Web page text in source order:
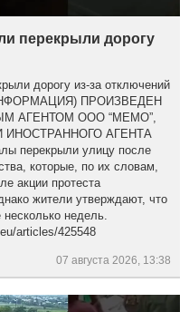
перекрыли дорогу
дорогу из-за отключений
ПРОИЗВЕДЕН
АГЕНТОМ ООО “МЕМО”,
АГЕНТА
перекрыли улицу после
которые, по их словам,
акции протеста
жители утверждают, что
недель.
articles/425548
07 августа 2026, 13:38